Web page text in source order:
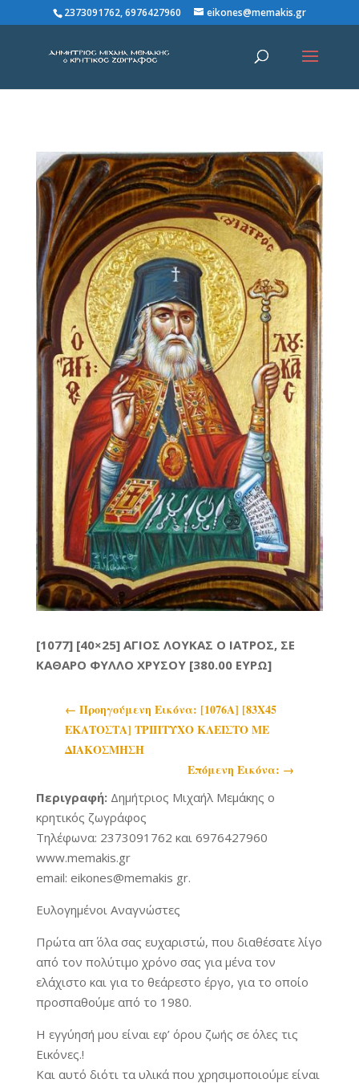
2373091762, 6976427960 eikones@memakis.gr
[1077] [40×25] ΑΓΙΟΣ ΛΟΥΚΑΣ Ο ΙΑΤΡΟΣ, ΣΕ
ΚΑΘΑΡΟ ΦΥΛΛΟ ΧΡΥΣΟΥ [380.00 ΕΥΡΩ]
← Προηγoύμενη Εικόνα: [1076A] [83X45
ΕΚΑΤΟΣΤΑ] ΤΡΙΠΤΥΧΟ ΚΛΕΙΣΤΟ ΜΕ
ΔΙΑΚΟΣΜΗΣΗ
Επόμενη Εικόνα: →
Περιγραφή:Δημήτριος Μιχαήλ Μεμάκης ο
κρητικός ζωγράφος
Τηλέφωνα: 2373091762 και 6976427960
www.memakis.gr
email: eikones@memakis gr.
Ευλογημένοι Αναγνώστες
Πρώτα απ΄ όλα σας ευχαριστώ, που διαθέσατε λίγο
από τον πολύτιμο χρόνο σας για μένα τον
ελάχιστο και για το θεάρεστο έργο, για το οποίο
προσπαθούμε από το 1980.
Η εγγύησή μου είναι εφ’ όρου ζωής σε όλες τις
Εικόνες.!
Και αυτό διότι τα υλικά που χρησιμοποιούμε είναι